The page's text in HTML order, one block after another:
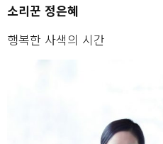
소리꾼 정은혜
행복한 사색의 시간